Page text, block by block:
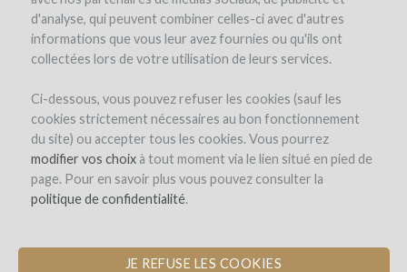
d'analyse, qui peuvent combiner celles-ci avec d'autres
informations que vous leur avez fournies ou qu'ils ont
collectées lors de votre utilisation de leurs services.
Ci-dessous, vous pouvez refuser les cookies (sauf les
cookies strictement nécessaires au bon fonctionnement
du site) ou accepter tous les cookies. Vous pourrez
modifier vos choixà tout moment via le lien situé en pied de
page. Pour en savoir plus vous pouvez consulter la
politique de confidentialité.
JE REFUSE LES COOKIES
Good Hope
LAUNCHING AN ONLINE STORE FOR
SOUTH AFRICAN WINES